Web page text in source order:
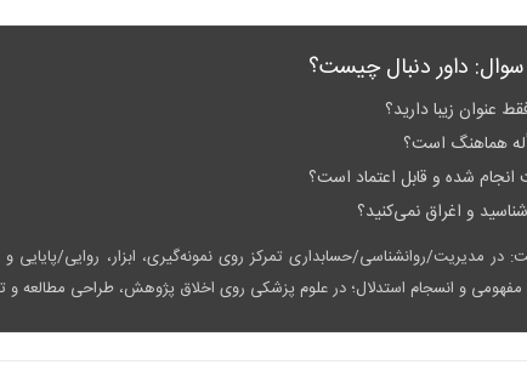
عنوان زیبا دارید؟
هماهنگ است؟
شده و قابل اعتماد است؟
و اغراق نمی‌کنید؟
مدیریت/روانشناسی/حسابداری تمرکز روی نمونه‌گیری، ابزار، روایی/
و انسجام استدلال؛ در علوم پزشکی روی اخلاق پژوهش، طراحی مطالعه و